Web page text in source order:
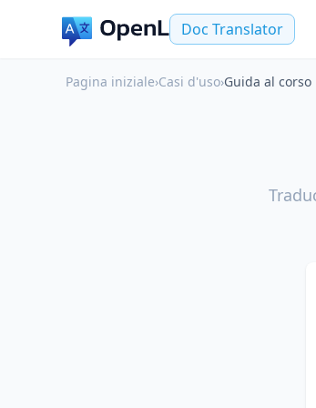
Doc Translator
Pagina iniziale›Casi d'uso›Guida al corso